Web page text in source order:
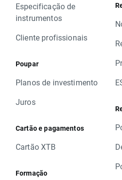
Especificação de
instrumentos
Cliente profissionais
Poupar
Planos de investimento
Juros
Cartão e pagamentos
Cartão XTB
Formação